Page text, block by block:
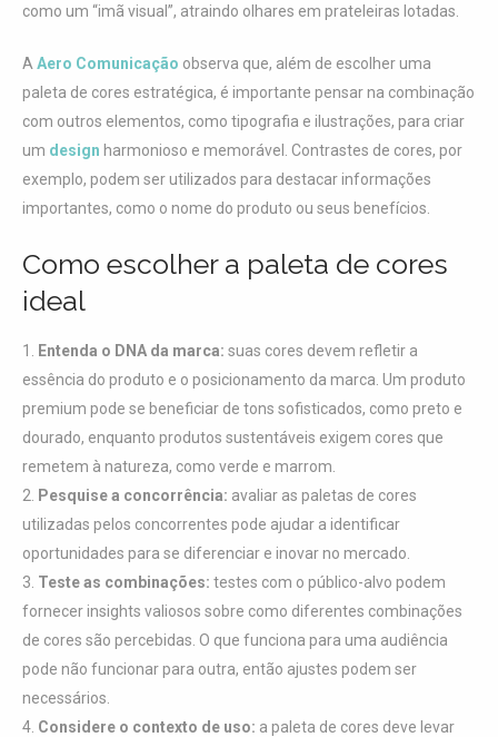
como um “imã visual”, atraindo olhares em prateleiras lotadas.
A Aero Comunicação observa que, além de escolher uma
paleta de cores estratégica, é importante pensar na combinação
com outros elementos, como tipografia e ilustrações, para criar
um design harmonioso e memorável. Contrastes de cores, por
exemplo, podem ser utilizados para destacar informações
importantes, como o nome do produto ou seus benefícios.
Como escolher a paleta de cores
ideal
Entenda o DNA da marca: suas cores devem refletir a
essência do produto e o posicionamento da marca. Um produto
premium pode se beneficiar de tons sofisticados, como preto e
dourado, enquanto produtos sustentáveis exigem cores que
remetem à natureza, como verde e marrom.
Pesquise a concorrência: avaliar as paletas de cores
utilizadas pelos concorrentes pode ajudar a identificar
oportunidades para se diferenciar e inovar no mercado.
Teste as combinações: testes com o público-alvo podem
fornecer insights valiosos sobre como diferentes combinações
de cores são percebidas. O que funciona para uma audiência
pode não funcionar para outra, então ajustes podem ser
necessários.
Considere o contexto de uso: a paleta de cores deve levar